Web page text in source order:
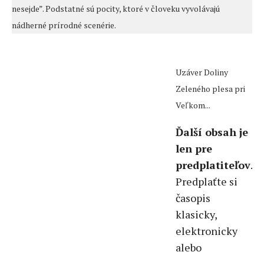
nesejde”. Podstatné sú pocity, ktoré v človeku vyvolávajú
nádherné prírodné scenérie.
Uzáver Doliny
Zeleného plesa pri
Veľkom...
Ďalší obsah je
len pre
predplatiteľov.
Predplaťte si
časopis
klasicky,
elektronicky
alebo